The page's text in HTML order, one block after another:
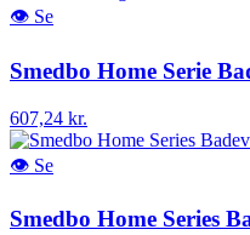
👁 Se
Smedbo Home Serie
607,24 kr.
👁 Se
Smedbo Home Series